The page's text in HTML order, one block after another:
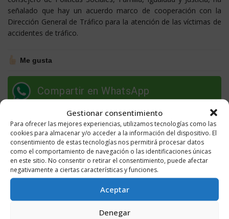
Gestionar consentimiento
Para ofrecer las mejores experiencias, utilizamos tecnologías como las
cookies para almacenar y/o acceder a la información del dispositivo. El
consentimiento de estas tecnologías nos permitirá procesar datos
como el comportamiento de navegación o las identificaciones únicas
en este sitio. No consentir o retirar el consentimiento, puede afectar
negativamente a ciertas características y funciones.
Aceptar
Denegar
señalado que hay un acuerdo marco de cooperación con la
Dirección General de Tráfico para la atención de las víctimas de
accidentes de tráfico.
Me gusta
Compartir en WhatsApp
ETIQUETAS CONRADO ESCOBAR SOS RIOJA 112